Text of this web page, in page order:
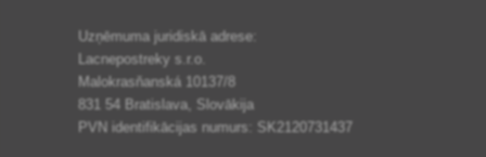
Uzņēmuma juridiskā adrese:
Lacnepostreky s.r.o.
Malokrasňanská 10137/8
831 54 Bratislava, Slovākija
PVN identifikācijas numurs: SK2120731437